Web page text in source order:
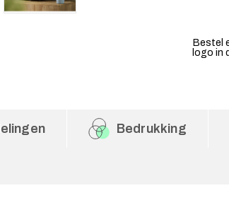
Bestel
logo in
Bedrukking